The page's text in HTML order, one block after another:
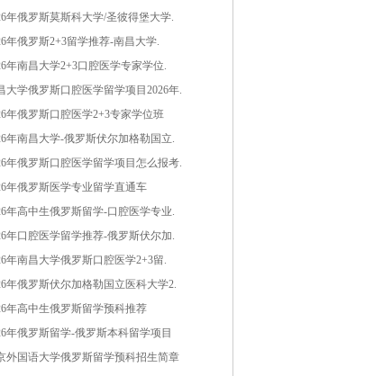
年俄罗斯莫斯科大学/圣彼得堡大学.
年俄罗斯2+3留学推荐-南昌大学.
年南昌大学2+3口腔医学专家学位.
大学俄罗斯口腔医学留学项目2026年.
年俄罗斯口腔医学2+3专家学位班
年南昌大学-俄罗斯伏尔加格勒国立.
年俄罗斯口腔医学留学项目怎么报考.
年俄罗斯医学专业留学直通车
年高中生俄罗斯留学-口腔医学专业.
年口腔医学留学推荐-俄罗斯伏尔加.
年南昌大学俄罗斯口腔医学2+3留.
年俄罗斯伏尔加格勒国立医科大学2.
年高中生俄罗斯留学预科推荐
年俄罗斯留学-俄罗斯本科留学项目
外国语大学俄罗斯留学预科招生简章